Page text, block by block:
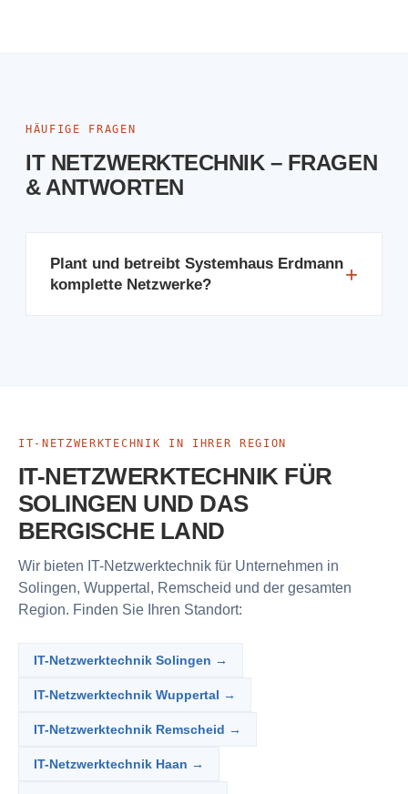
HÄUFIGE FRAGEN
IT NETZWERKTECHNIK – FRAGEN
& ANTWORTEN
Plant und betreibt Systemhaus Erdmann
komplette Netzwerke?
+
IT-NETZWERKTECHNIK IN IHRER REGION
IT-NETZWERKTECHNIK FÜR
SOLINGEN UND DAS
BERGISCHE LAND
Wir bieten IT-Netzwerktechnik für Unternehmen in
Solingen, Wuppertal, Remscheid und der gesamten
Region. Finden Sie Ihren Standort:
IT-Netzwerktechnik Solingen →
IT-Netzwerktechnik Wuppertal →
IT-Netzwerktechnik Remscheid →
IT-Netzwerktechnik Haan →